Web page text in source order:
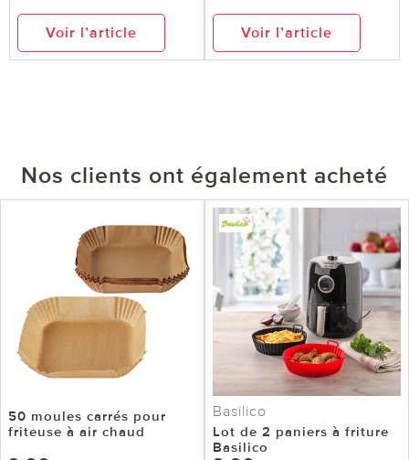
Voir l’article Voir l’article
Nos clients ont également acheté
50 moules carrés pour
friteuse à air chaud
Basilico
Lot de 2 paniers à friture
Basilico